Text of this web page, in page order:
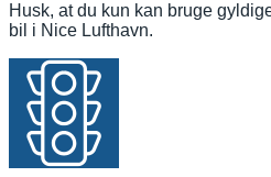
Husk, at du kun kan bruge
bil i Nice Lufthavn.